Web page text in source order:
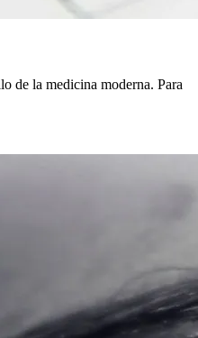
de la medicina moderna. Para